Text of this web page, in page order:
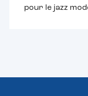
pour le jazz